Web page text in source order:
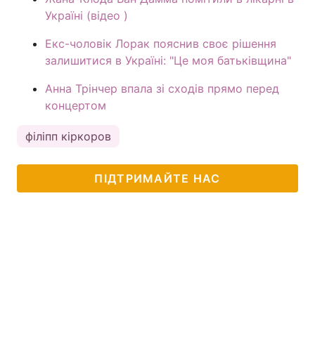
Україні (відео )
Екс-чоловік Лорак пояснив своє рішення
залишитися в Україні: "Це моя батьківщина"
Анна Трінчер впала зі сходів прямо перед
концертом
філіпп кіркоров
ПІДТРИМАЙТЕ НАС